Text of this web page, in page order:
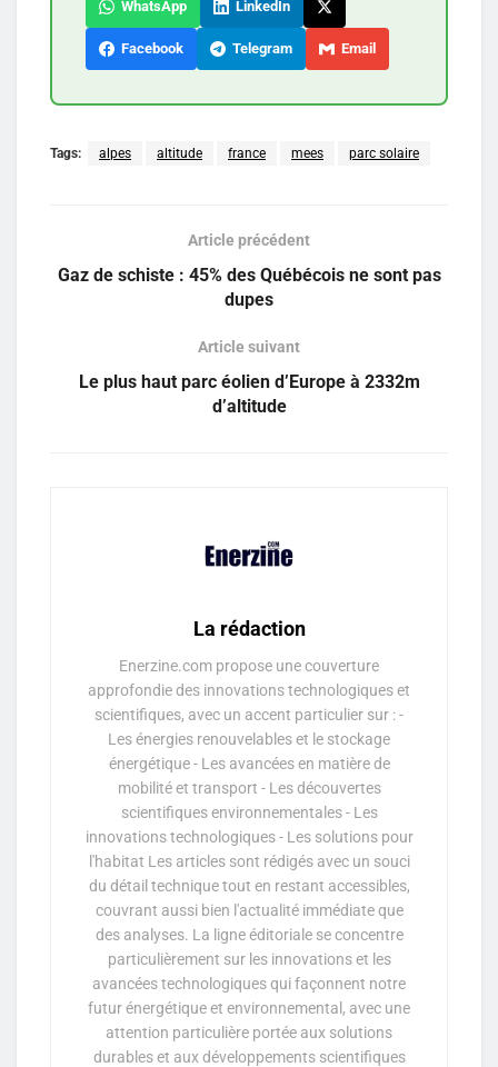
WhatsApp LinkedIn
Facebook Telegram Email
Tags: alpes altitude france mees parc solaire
Article précédent
Gaz de schiste : 45% des Québécois ne sont pas
dupes
Article suivant
Le plus haut parc éolien d’Europe à 2332m
d’altitude
La rédaction
Enerzine.com propose une couverture
approfondie des innovations technologiques et
scientifiques, avec un accent particulier sur : -
Les énergies renouvelables et le stockage
énergétique - Les avancées en matière de
mobilité et transport - Les découvertes
scientifiques environnementales - Les
innovations technologiques - Les solutions pour
l'habitat Les articles sont rédigés avec un souci
du détail technique tout en restant accessibles,
couvrant aussi bien l'actualité immédiate que
des analyses. La ligne éditoriale se concentre
particulièrement sur les innovations et les
avancées technologiques qui façonnent notre
futur énergétique et environnemental, avec une
attention particulière portée aux solutions
durables et aux développements scientifiques